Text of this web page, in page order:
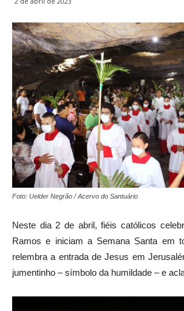
Foto: Uelder Negrão / Acervo do Santuário
Neste dia 2 de abril, fiéis católicos
Ramos e iniciam a Semana Santa em
relembra a entrada de Jesus em
jumentinho – símbolo da humildade – e